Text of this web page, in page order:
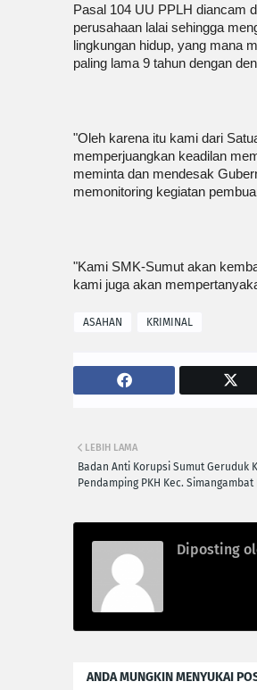
Pasal 104 UU PPLH diancam
perusahaan lalai sehingga
lingkungan hidup, yang mana
paling lama 9 tahun dengan
"Oleh karena itu kami dari
memperjuangkan keadilan
meminta dan mendesak
memonitoring kegiatan
"Kami SMK-Sumut akan
kami juga akan
ASAHAN KRIMINAL
LEBIH LAMA
Badan Anti Korupsi Sumut Geruduk
Pendamping PKH Kec. Simangambat
Diposting
ANDA MUNGKIN MENYUKAI